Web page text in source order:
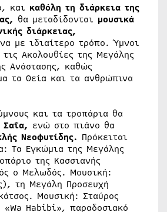
και καθόλη τη διάρκεια της
θα μεταδίδονται μουσικά
διάρκειας,
με ιδιαίτερο τρόπο. Ύμνοι
Ακολουθίες της Μεγάλης
Ανάστασης, καθώς
τα Θεία και τα ανθρώπινα
και τα τροπάρια θα
ενώ στο πιάνο θα
Νεοφυτίδης. Πρόκειται
Τα Εγκώμια της Μεγάλης
της Κασσιανής
ο Μελωδός. Μουσική:
τη Μεγάλη Προσευχή
Μουσική: Σταύρος
«Wa Habibi», παραδοσιακό